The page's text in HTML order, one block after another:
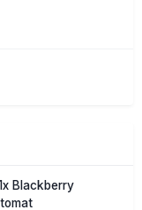
Blackberry